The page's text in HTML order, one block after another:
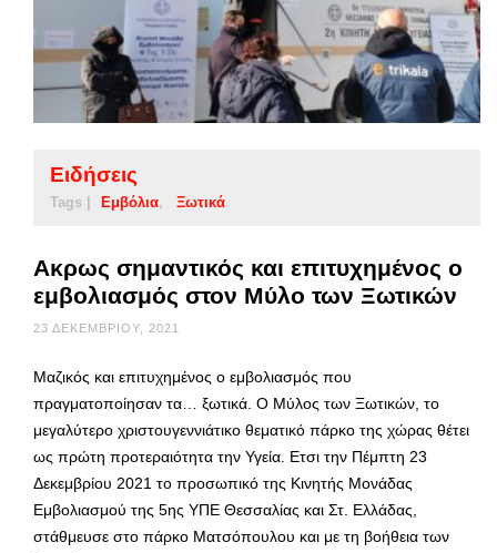
Ειδήσεις
Tags | Εμβόλια Ξωτικά
Ακρως σημαντικός και επιτυχημένος ο
εμβολιασμός στον Μύλο των Ξωτικών
23 ΔΕΚΕΜΒΡΊΟΥ, 2021
Μαζικός και επιτυχημένος ο εμβολιασμός που
πραγματοποίησαν τα… ξωτικά. Ο Μύλος των Ξωτικών, το
μεγαλύτερο χριστουγεννιάτικο θεματικό πάρκο της χώρας θέτει
ως πρώτη προτεραιότητα την Υγεία. Ετσι την Πέμπτη 23
Δεκεμβρίου 2021 το προσωπικό της Κινητής Μονάδας
Εμβολιασμού της 5ης ΥΠΕ Θεσσαλίας και Στ. Ελλάδας,
στάθμευσε στο πάρκο Ματσόπουλου και με τη βοήθεια των